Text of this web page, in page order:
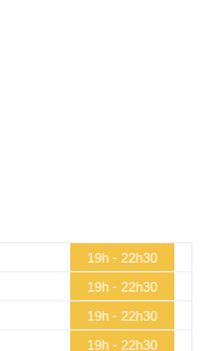
19h - 22h30
19h - 22h30
19h - 22h30
19h - 22h30